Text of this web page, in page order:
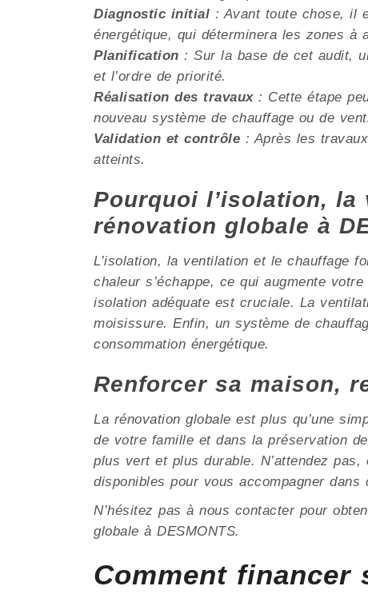
Diagnostic initial : Avant toute chose, il
énergétique, qui déterminera les zones à
Planification : Sur la base de cet audit,
et l’ordre de priorité.
Réalisation des travaux: Cette étape
nouveau système de chauffage ou de
Validation et contrôle : Après les
atteints.
Pourquoi l’isolation,
rénovation globale à
L’isolation, la ventilation et le chauffage
chaleur s’échappe, ce qui augmente
isolation adéquate est cruciale. La
moisissure. Enfin, un système de
consommation énergétique.
Renforcer sa maison,
La rénovation globale est plus qu’une
de votre famille et dans la préservation
plus vert et plus durable. N’attendez
disponibles pour vous accompagner dans
N’hésitez pas à nous contacter pour
globale à DESMONTS.
Comment financer